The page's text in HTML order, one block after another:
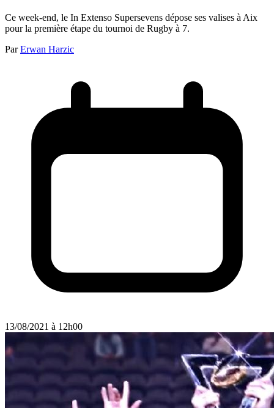
Ce week-end, le In Extenso Supersevens dépose ses valises à Aix
pour la première étape du tournoi de Rugby à 7.
Par Erwan Harzic
13/08/2021 à 12h00